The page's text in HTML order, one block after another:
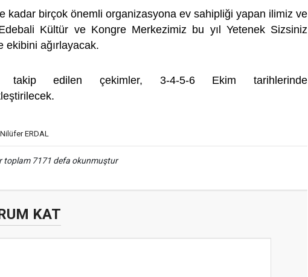
kadar birçok önemli organizasyona ev sahipliği yapan ilimiz ve
Kültür ve Kongre Merkezimiz bu yıl Yetenek Sizsiniz
ekibini ağırlayacak.
takip edilen çekimler, 3-4-5-6 Ekim tarihlerinde
Nilüfer ERDAL
toplam 7171 defa okunmuştur
KAT